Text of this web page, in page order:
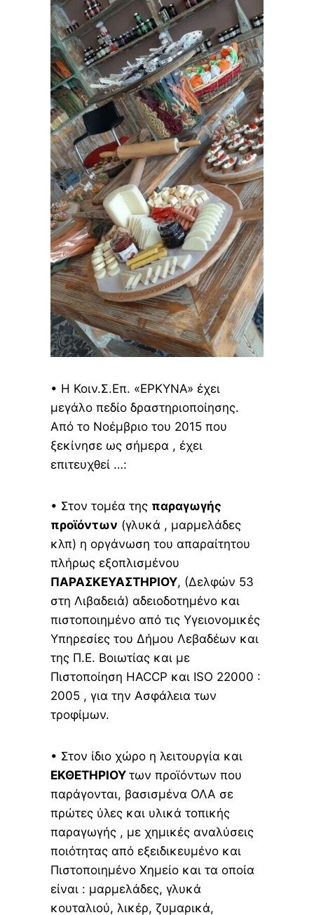
• Η Κοιν.Σ.Επ. «ΕΡΚΥΝΑ» έχει
μεγάλο πεδίο δραστηριοποίησης.
Από το Νοέμβριο του 2015 που
ξεκίνησε ως σήμερα , έχει
επιτευχθεί …:
• Στον τομέα της παραγωγής
προϊόντων (γλυκά , μαρμελάδες
κλπ) η οργάνωση του απαραίτητου
πλήρως εξοπλισμένου
ΠΑΡΑΣΚΕΥΑΣΤΗΡΙΟΥ, (Δελφών 53
στη Λιβαδειά) αδειοδοτημένο και
πιστοποιημένο από τις Υγειονομικές
Υπηρεσίες του Δήμου Λεβαδέων και
της Π.Ε. Βοιωτίας και με
Πιστοποίηση HACCP και ISO 22000 :
2005 , για την Ασφάλεια των
τροφίμων.
• Στον ίδιο χώρο η λειτουργία και
ΕΚΘΕΤΗΡΙΟΥ των προϊόντων που
παράγονται, βασισμένα ΟΛΑ σε
πρώτες ύλες και υλικά τοπικής
παραγωγής , με χημικές αναλύσεις
ποιότητας από εξειδικευμένο και
Πιστοποιημένο Χημείο και τα οποία
είναι : μαρμελάδες, γλυκά
κουταλιού, λικέρ, ζυμαρικά,